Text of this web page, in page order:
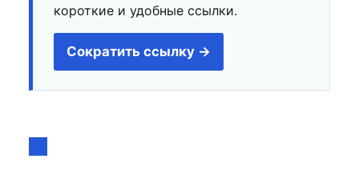
короткие и удобные ссылки.
Сократить ссылку →